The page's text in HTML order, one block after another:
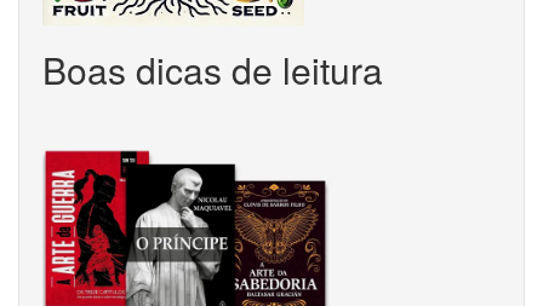
Boas dicas de leitura